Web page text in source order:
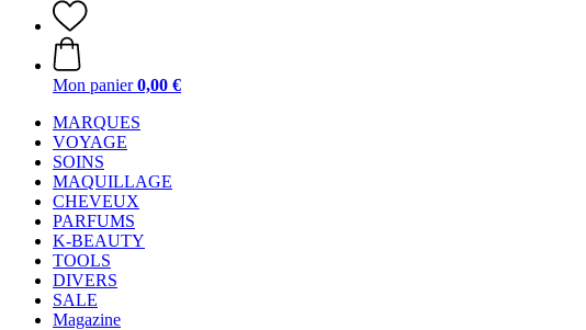
Mon panier 0,00 €
MARQUES
VOYAGE
SOINS
MAQUILLAGE
CHEVEUX
PARFUMS
K-BEAUTY
TOOLS
DIVERS
SALE
Magazine